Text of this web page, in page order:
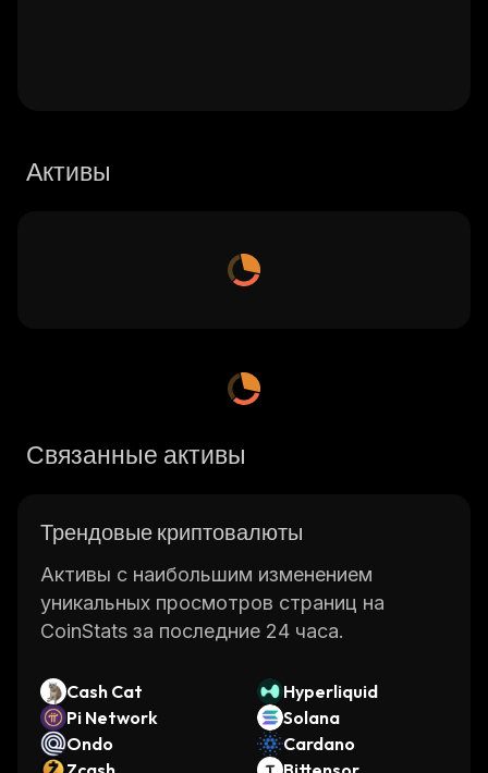
Активы
Связанные активы
Трендовые криптовалюты
Активы с наибольшим изменением
уникальных просмотров страниц на
CoinStats за последние 24 часа.
Cash Cat
Hyperliquid
Pi Network
Solana
Ondo
Cardano